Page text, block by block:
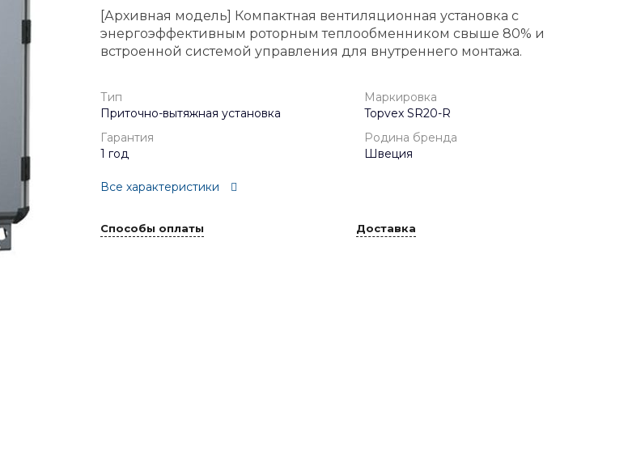
[Архивная модель] Компактная вентиляционная установка с
энергоэффективным роторным теплообменником свыше 80% и
встроенной системой управления для внутреннего монтажа.
Тип
Приточно-вытяжная установка
Маркировка
Topvex SR20-R
Гарантия
1 год
Родина бренда
Швеция
Все характеристики
Способы оплаты Доставка